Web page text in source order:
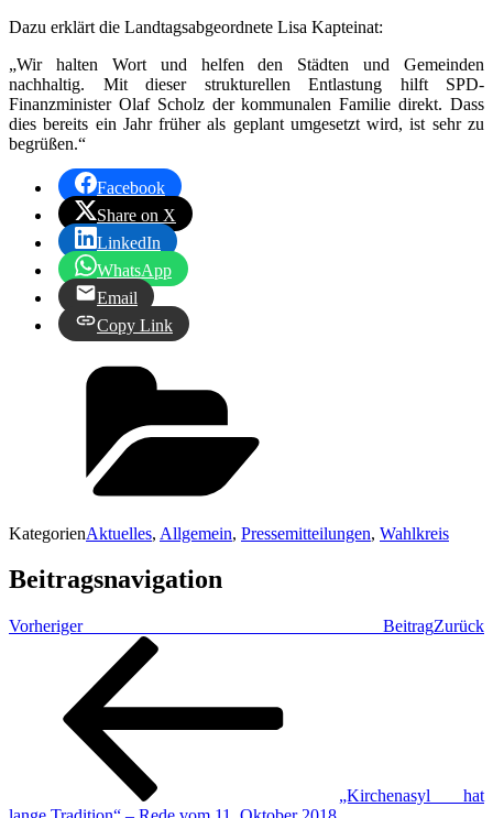
Dazu erklärt die Landtagsabgeordnete Lisa Kapteinat:
„Wir halten Wort und helfen den Städten und Gemeinden
nachhaltig. Mit dieser strukturellen Entlastung hilft SPD-
Finanzminister Olaf Scholz der kommunalen Familie direkt. Dass
dies bereits ein Jahr früher als geplant umgesetzt wird, ist sehr zu
begrüßen.“
Facebook
Share on X
LinkedIn
WhatsApp
Email
Copy Link
KategorienAktuelles, Allgemein, Pressemitteilungen, Wahlkreis
Beitragsnavigation
Vorheriger BeitragZurück
„Kirchenasyl hat